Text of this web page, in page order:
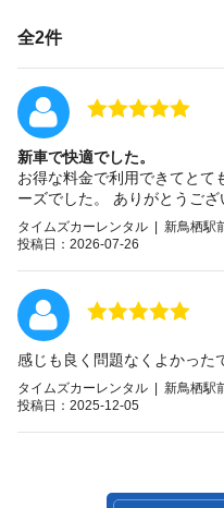
全2件
新車で快適でした。
お得な料金で利用できてとて
ーズでした。 ありがとうござ
タイムズカーレンタル | 新鳥栖駅
投稿日：2026-07-26
感じも良く問題なくよかった
タイムズカーレンタル | 新鳥栖駅
投稿日：2025-12-05